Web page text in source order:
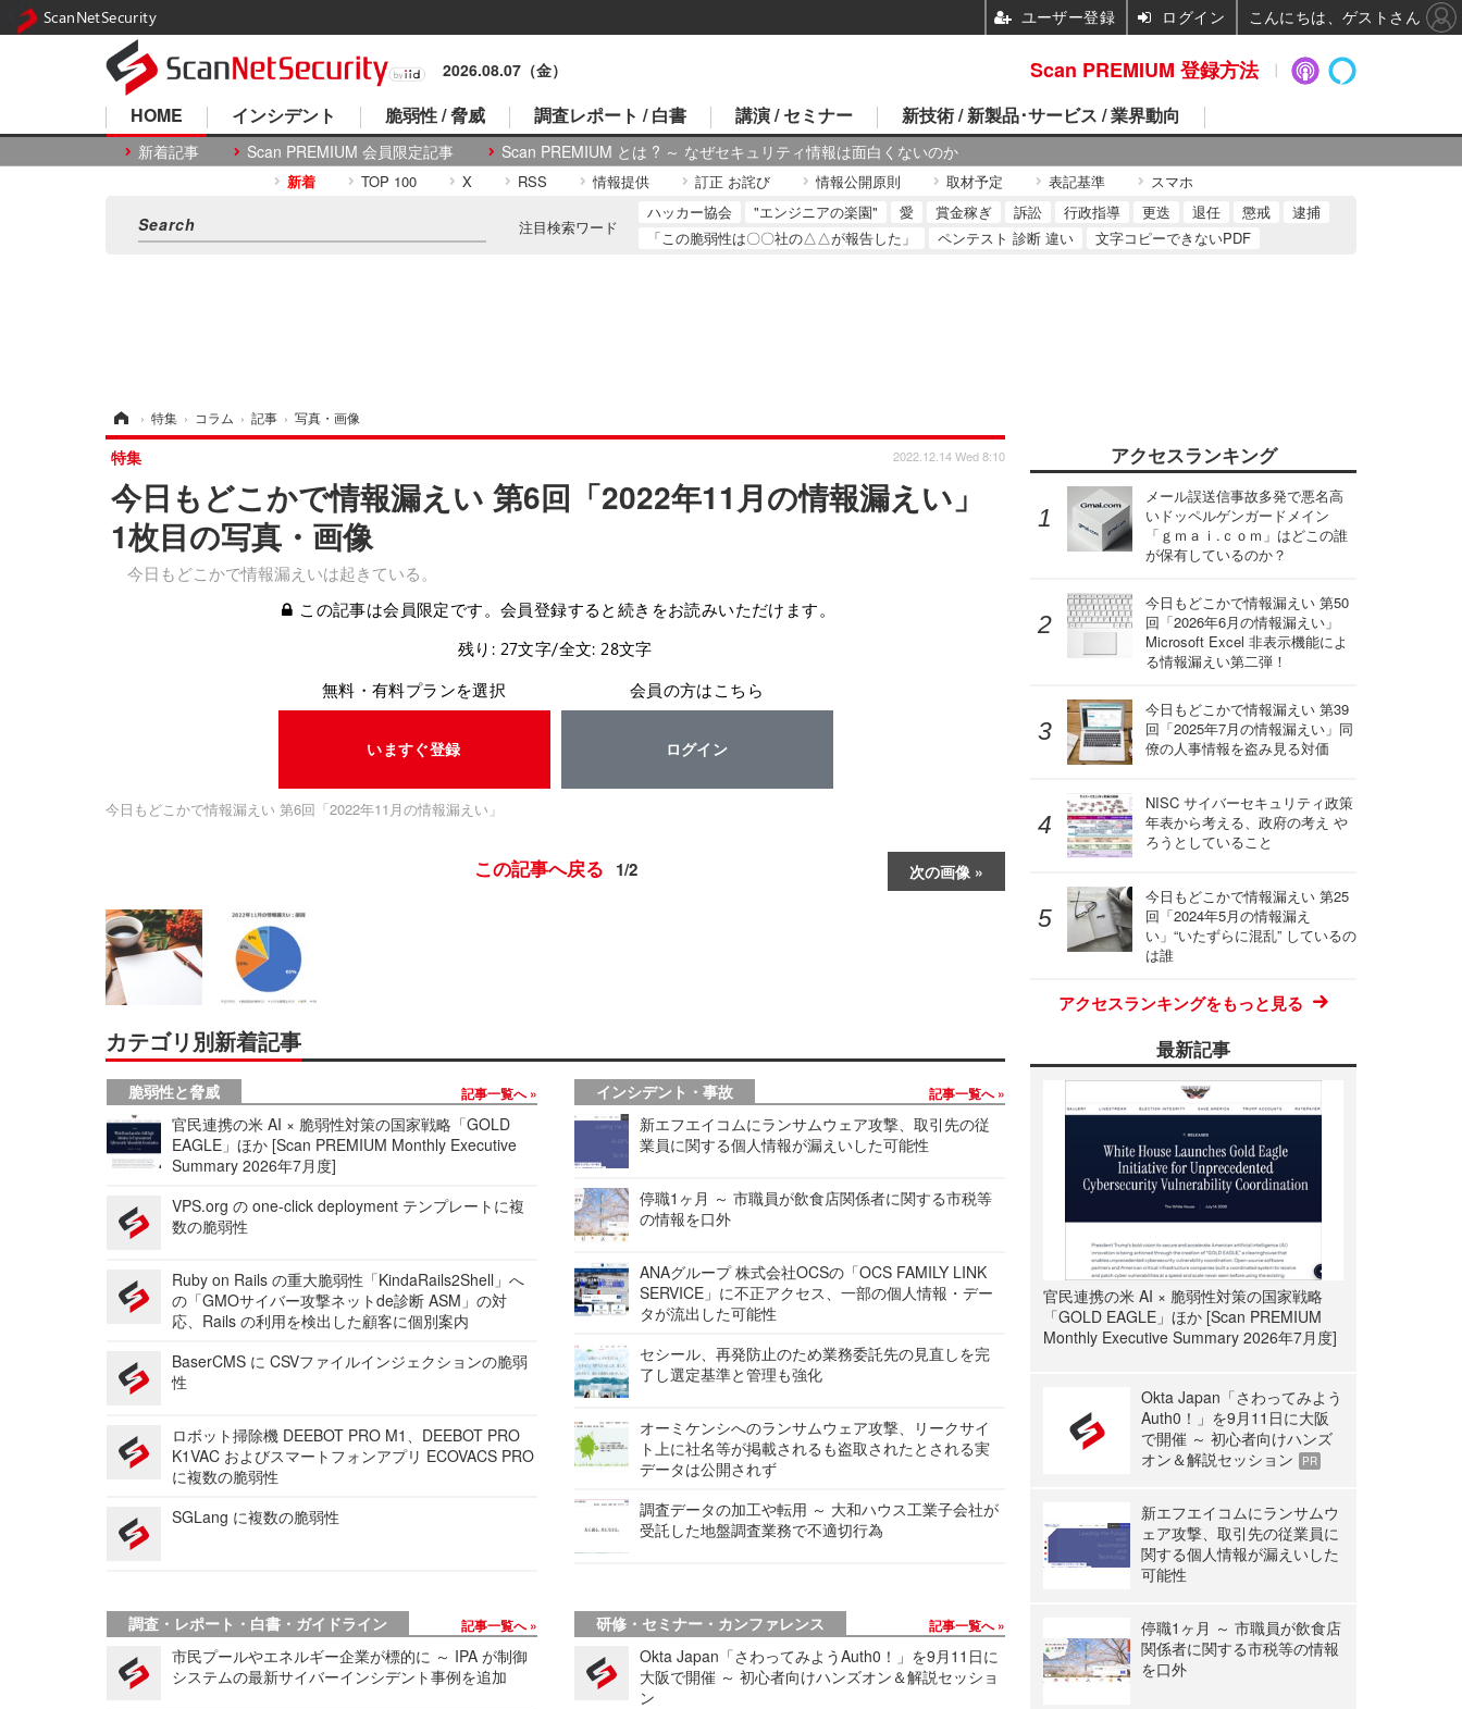
2026.08.07（金）
HOME
新着記事 Scan PREMIUM 会員限定記事 Scan PREMIUM とは ? ～ なぜセキュリティ情報は面白くないのか
インシデント 脆弱性 / 脅威 調査レポート / 白書 講演 / セミナー 新技術 / 新製品･サービス / 業界動向
新着 TOP 100 X RSS 情報提供 訂正 お詫び 情報公開原則 取材予定 表記基準 スマホ
注目検索ワード
ハッカー協会 "エンジニアの楽園" 愛 賞金稼ぎ 訴訟 行政指導 更迭 退任 懲戒
逮捕
「この脆弱性は〇〇社の△△が報告した」
ペンテスト 診断 違い 文字コピーできないPDF
› 特集 › コラム › 記事 › 写真・画像
今日もどこかで情報漏えい 第6回「2022年11月の情報漏えい」
1枚目の写真・画像
今日もどこかで情報漏えいは起きている。
特集 2022.12.14 Wed 8:10
この記事は会員限定です。会員登録すると続きをお読みいただけます。
残り: 27文字/全文: 28文字
無料・有料プランを選択
いますぐ登録
会員の方はこちら
ログイン
今日もどこかで情報漏えい 第6回「2022年11月の情報漏えい」
次の画像
この記事へ戻る 1/2
カテゴリ別新着記事
脆弱性と脅威 記事一覧へ
官民連携の米 AI × 脆弱性対策の国家戦略「GOLD
EAGLE」ほか [Scan PREMIUM Monthly Executive
Summary 2026年7月度]
VPS.org の one-click deployment テンプレートに複
数の脆弱性
Ruby on Rails の重大脆弱性「KindaRails2Shell」へ
の「GMOサイバー攻撃ネットde診断 ASM」の対
応、Rails の利用を検出した顧客に個別案内
BaserCMS に CSVファイルインジェクションの脆弱
性
ロボット掃除機 DEEBOT PRO M1、DEEBOT PRO
K1VAC およびスマートフォンアプリ ECOVACS PRO
に複数の脆弱性
SGLang に複数の脆弱性
インシデント・事故 記事一覧へ
新エフエイコムにランサムウェア攻撃、取引先の従
業員に関する個人情報が漏えいした可能性
停職1ヶ月 ～ 市職員が飲食店関係者に関する市税等
の情報を口外
ANAグループ 株式会社OCSの「OCS FAMILY LINK
SERVICE」に不正アクセス、一部の個人情報・デー
タが流出した可能性
セシール、再発防止のため業務委託先の見直しを完
了し選定基準と管理も強化
オーミケンシへのランサムウェア攻撃、リークサイ
ト上に社名等が掲載されるも盗取されたとされる実
データは公開されず
調査データの加工や転用 ～ 大和ハウス工業子会社が
受託した地盤調査業務で不適切行為
調査・レポート・白書・ガイドライン 記事一覧へ
市民プールやエネルギー企業が標的に ～ IPA が制御
システムの最新サイバーインシデント事例を追加
研修・セミナー・カンファレンス 記事一覧へ
Okta Japan「さわってみようAuth0！」を9月11日に
大阪で開催 ～ 初心者向けハンズオン＆解説セッショ
ン
アクセスランキング
メール誤送信事故多発で悪名高
いドッペルゲンガードメイン
「ｇｍａｉ.ｃｏｍ」はどこの誰
が保有しているのか？
今日もどこかで情報漏えい 第50
回「2026年6月の情報漏えい」
Microsoft Excel 非表示機能によ
る情報漏えい第二弾！
今日もどこかで情報漏えい 第39
回「2025年7月の情報漏えい」同
僚の人事情報を盗み見る対価
NISC サイバーセキュリティ政策
年表から考える、政府の考え や
ろうとしていること
今日もどこかで情報漏えい 第25
回「2024年5月の情報漏え
い」“いたずらに混乱” しているの
は誰
アクセスランキングをもっと見る
最新記事
官民連携の米 AI × 脆弱性対策の国家戦略
「GOLD EAGLE」ほか [Scan PREMIUM
Monthly Executive Summary 2026年7月度]
Okta Japan「さわってみよう
Auth0！」を9月11日に大阪
で開催 ～ 初心者向けハンズ
オン＆解説セッション
PR
新エフエイコムにランサムウ
ェア攻撃、取引先の従業員に
関する個人情報が漏えいした
可能性
停職1ヶ月 ～ 市職員が飲食店
関係者に関する市税等の情報
を口外
Scan PREMIUM 登録方法
ScanNetSecurity ユーザー登録 ログイン こんにちは、ゲストさん